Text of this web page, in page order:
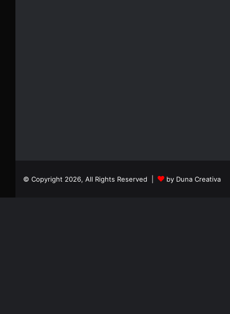
© Copyright 2026, All Rights Reserved | by Duna Creativa